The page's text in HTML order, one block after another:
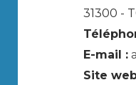
31300 -
E-mail :
Site